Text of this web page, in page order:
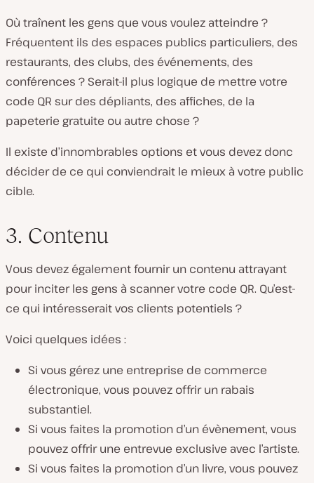
Où traînent les gens que vous voulez atteindre ?
Fréquentent ils des espaces publics particuliers, des
restaurants, des clubs, des événements, des
conférences ? Serait-il plus logique de mettre votre
code QR sur des dépliants, des affiches, de la
papeterie gratuite ou autre chose ?
Il existe d’innombrables options et vous devez donc
décider de ce qui conviendrait le mieux à votre public
cible.
3. Contenu
Vous devez également fournir un contenu attrayant
pour inciter les gens à scanner votre code QR. Qu’est-
ce qui intéresserait vos clients potentiels ?
Voici quelques idées :
Si vous gérez une entreprise de commerce
électronique, vous pouvez offrir un rabais
substantiel.
Si vous faites la promotion d’un évènement, vous
pouvez offrir une entrevue exclusive avec l’artiste.
Si vous faites la promotion d’un livre, vous pouvez